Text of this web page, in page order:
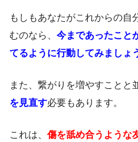
もしもあなたがこれからの自
むのなら、 今まであったこと
てるように行動してみましょ
また、繋がりを増やすことと
を見直す必要もあります。
これは、 傷を舐め合うような